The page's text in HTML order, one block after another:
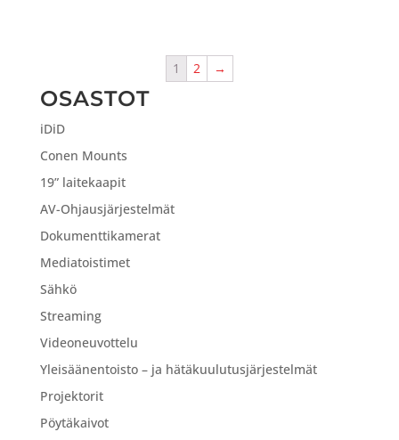
1 2 →
OSASTOT
iDiD
Conen Mounts
19” laitekaapit
AV-Ohjausjärjestelmät
Dokumenttikamerat
Mediatoistimet
Sähkö
Streaming
Videoneuvottelu
Yleisäänentoisto – ja hätäkuulutusjärjestelmät
Projektorit
Pöytäkaivot